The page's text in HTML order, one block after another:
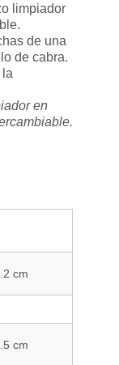
limpiador
de una
de cabra.
la
en
cm
cm